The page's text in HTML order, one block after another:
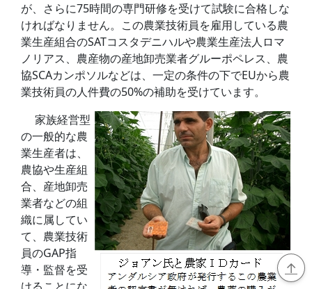
が、さらに75時間の専門研修を受けて試験に合格しな
ければなりません。この農業技術員を雇用している農
業生産組合のSATコスタデニハルや農業生産法人ロマ
ノリアス、農産物の産地卸売業者グルーポペレス、農
協SCAカンポソルなどは、一定の条件の下でEUから農
業技術員の人件費の50%の補助を受けています。
家族経営型
の一般的な農
業生産者は、
農協や生産組
合、産地卸売
業者などの組
織に属してい
て、農業技術
員のGAP指
導・監督を受
↑